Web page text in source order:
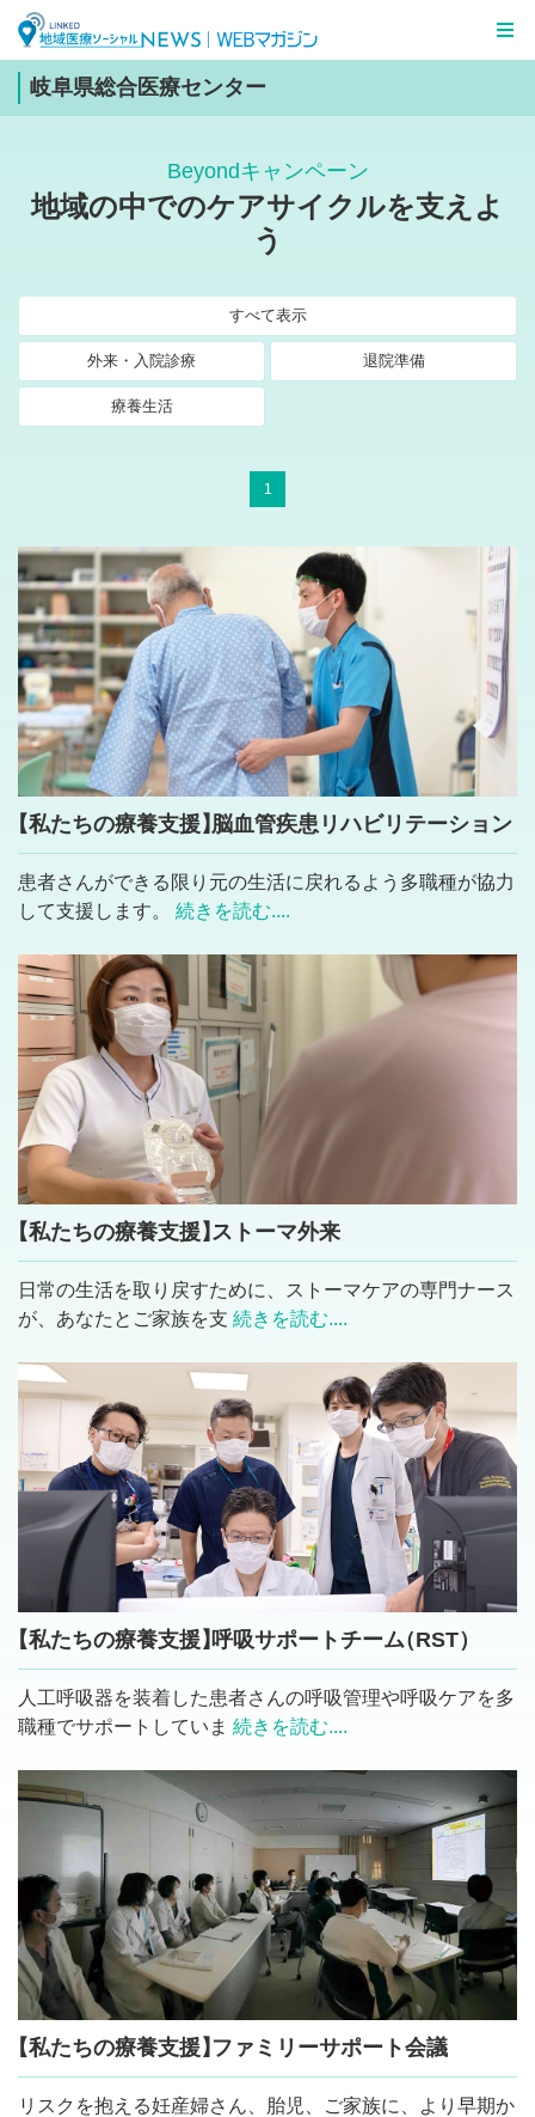
LINKED 地域医療ソーシャルNEWS
岐阜県総合医療センター
Beyondキャンペーン
地域の中でのケアサイクルを支えよ
う
すべて表示
外来・入院診療 退院準備
療養生活
1
【私たちの療養支援】 脳血管疾患リハビリテーション
患者さんができる限り元の生活に戻れるよう多職種が協力
して支援します。 続きを読む....
【私たちの療養支援】 ストーマ外来
日常の生活を取り戻すために、ストーマケアの専門ナース
が、あなたとご家族を支 続きを読む....
【私たちの療養支援】 呼吸サポートチーム（RST）
人工呼吸器を装着した患者さんの呼吸管理や呼吸ケアを多
職種でサポートしていま 続きを読む....
【私たちの療養支援】 ファミリーサポート会議
リスクを抱える妊産婦さん、胎児、ご家族に、より早期か